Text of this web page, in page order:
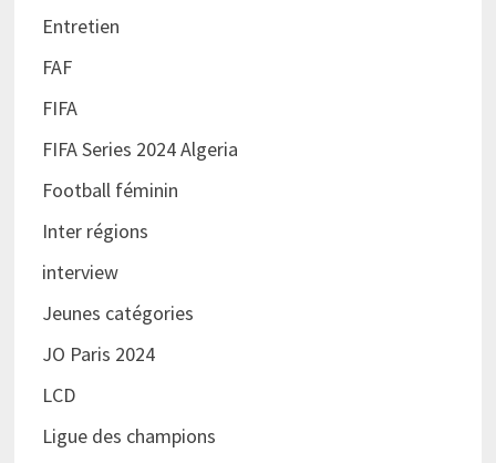
Entretien
FAF
FIFA
FIFA Series 2024 Algeria
Football féminin
Inter régions
interview
Jeunes catégories
JO Paris 2024
LCD
Ligue des champions